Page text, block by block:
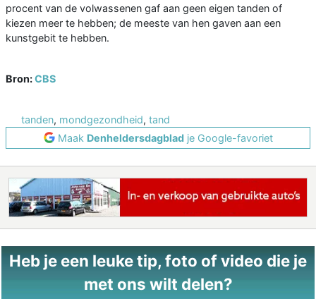
procent van de volwassenen gaf aan geen eigen tanden of
kiezen meer te hebben; de meeste van hen gaven aan een
kunstgebit te hebben.
Bron:CBS
tanden, mondgezondheid, tand
Maak Denheldersdagbladje Google-favoriet
Heb je een leuke tip, foto of video die je
met ons wilt delen?